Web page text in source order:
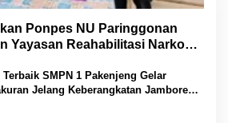
Ponpes NU Paringgonan
Yayasan Reahabilitasi Narkoba
SMPN 1 Pakenjeng Gelar
Jelang Keberangkatan Jambore